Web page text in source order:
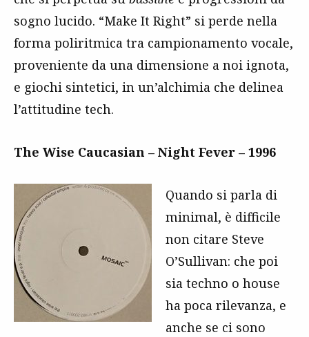
sogno lucido. “Make It Right” si perde nella
forma poliritmica tra campionamento vocale,
proveniente da una dimensione a noi ignota,
e giochi sintetici, in un’alchimia che delinea
l’attitudine tech.
The Wise Caucasian – Night Fever – 1996
Quando si parla di
minimal, è difficile
non citare Steve
O’Sullivan: che poi
sia techno o house
ha poca rilevanza, e
anche se ci sono